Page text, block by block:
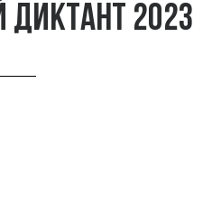
диктант 2023